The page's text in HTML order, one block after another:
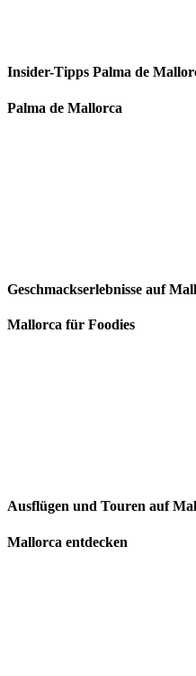
Insider-Tipps Palma de
Palma de Mallorca
Geschmackserlebnisse auf
Mallorca für Foodies
Ausflügen und Touren auf
Mallorca entdecken